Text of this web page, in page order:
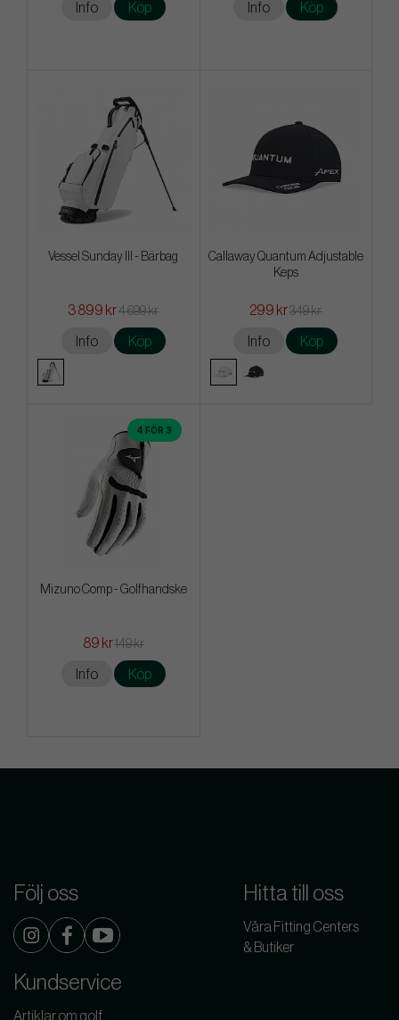
Info Köp Info Köp
Vessel Sunday III - Bärbag
3 899 kr4 699 kr
Info Köp
Callaway Quantum Adjustable
Keps
299 kr349 kr
Info Köp
4 FÖR 3
Mizuno Comp - Golfhandske
89 kr149 kr
Info Köp
Följ oss Hitta till oss
Våra Fitting Centers
& Butiker
Kundservice
Artiklar om golf